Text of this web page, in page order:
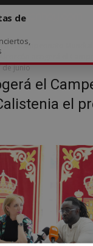
el Campeonato
acogerá el
de junio
el
el
de